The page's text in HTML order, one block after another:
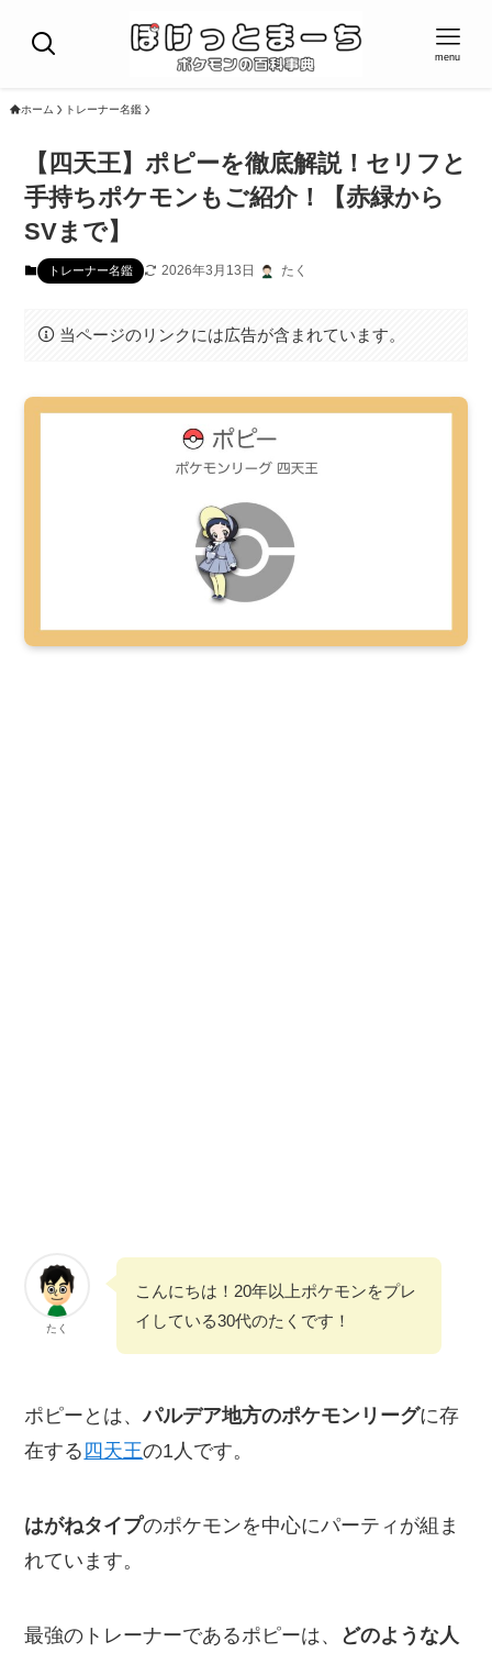
menu
ホーム トレーナー名鑑
【四天王】ポピーを徹底解説！セリフと
手持ちポケモンもご紹介！【赤緑から
SVまで】
トレーナー名鑑 2026年3月13日 たく
当ページのリンクには広告が含まれています。
たく
こんにちは！20年以上ポケモンをプレ
イしている30代のたくです！
ポピーとは、パルデア地方のポケモンリーグに存
在する 四天王の1人です。
はがねタイプのポケモンを中心にパーティが組ま
れています。
最強のトレーナーであるポピーは、
どのような人